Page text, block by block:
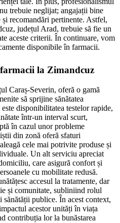
trebuie neglijat; angajații bine
recomandări pertinente. Astfel,
județul Arad, trebuie să fie un
aceste criterii. În continuare, vom
disponibile în farmacii.
la Zimandcuz
Caraș-Severin, oferă o gamă
să sprijine sănătatea
disponibilitatea testelor rapide,
într-un interval scurt,
în cazul unor probleme
din zonă oferă sfaturi
cele mai potrivite produse și
Un alt serviciu apreciat
care asigură confort și
cu mobilitate redusă.
accesul la tratamente, dar
și comunitate, subliniind rolul
publice. În acest context,
acestor unități în viața
contribuția lor la bunăstarea